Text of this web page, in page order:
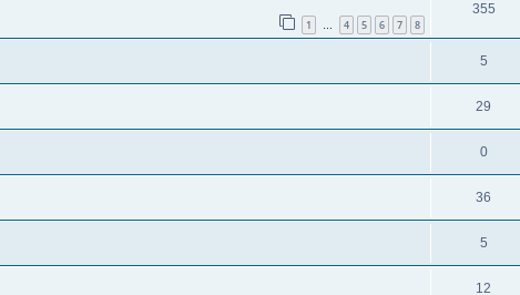
1 … 4 5 6 7 8
355
5
29
0
36
5
12